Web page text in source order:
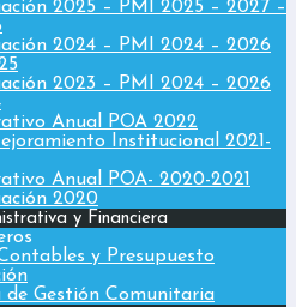
2025 – PMI 2025 – 2027 –
2024 – PMI 2024 – 2026
2023 – PMI 2024 – 2026
Anual POA 2022
Institucional 2021-
Anual POA- 2020-2021
2020
y Financiera
y Presupuesto
de Gestión Comunitaria